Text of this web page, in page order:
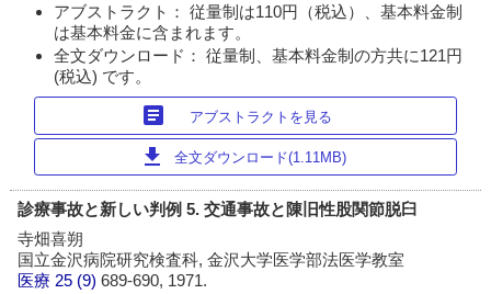
アブストラクト： 従量制は110円（税込）、基本料金制
は基本料金に含まれます。
全文ダウンロード： 従量制、基本料金制の方共に121円
(税込) です。
article アブストラクトを見る
download 全文ダウンロード(1.11MB)
診療事故と新しい判例 5. 交通事故と陳旧性股関節脱臼
寺畑喜朔
国立金沢病院研究検査科, 金沢大学医学部法医学教室
医療 25 (9)689-690, 1971.